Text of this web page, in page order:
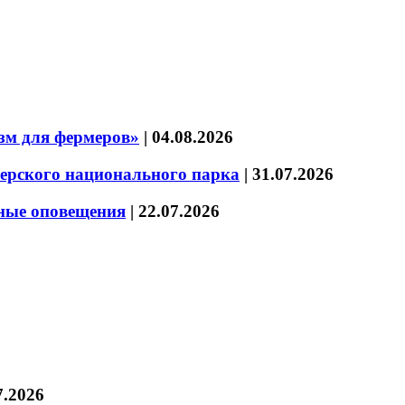
для фермеров» | 04.08.2026
национального парка | 31.07.2026
оповещения | 22.07.2026